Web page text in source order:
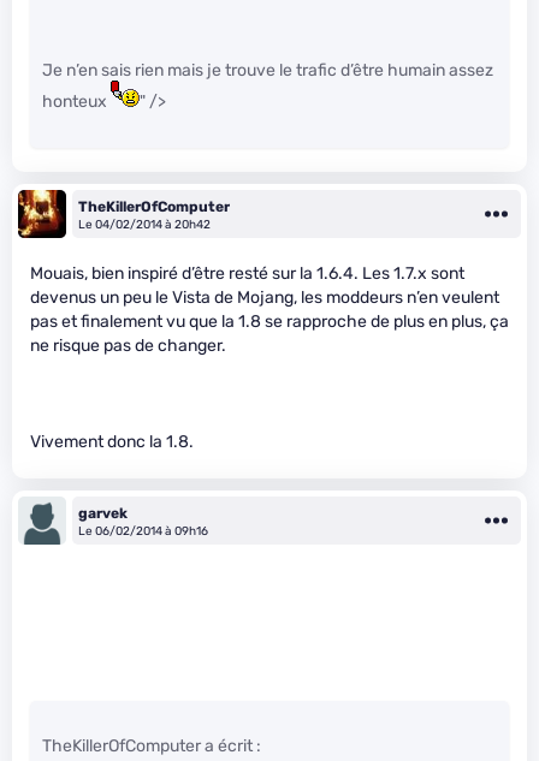
Je n’en sais rien mais je trouve le trafic d’être humain assez
honteux
" />
TheKillerOfComputer
Le 04/02/2014 à 20h42
Mouais, bien inspiré d’être resté sur la 1.6.4. Les 1.7.x sont
devenus un peu le Vista de Mojang, les moddeurs n’en veulent
pas et finalement vu que la 1.8 se rapproche de plus en plus, ça
ne risque pas de changer.
Vivement donc la 1.8.
garvek
Le 06/02/2014 à 09h16
TheKillerOfComputer a écrit :